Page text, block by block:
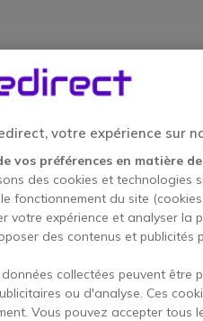
votre expérience sur
vos préférences en matière
des cookies et technologies
fonctionnement du site
votre expérience et analyser la
des contenus et publicités
collectées peuvent
ou d'analyse. Ces
Vous pouvez accepter tous